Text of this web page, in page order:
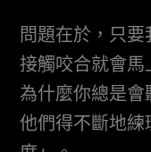
問題在於，只
接觸咬合就會
為什麼你總是
他們得不斷地